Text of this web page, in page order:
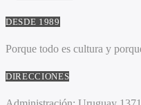
DESDE 1989
Porque todo es cultura y
DIRECCIONES